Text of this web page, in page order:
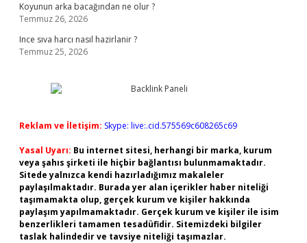
Koyunun arka bacağından ne olur ?
Temmuz 26, 2026
Ince sıva harcı nasıl hazirlanir ?
Temmuz 25, 2026
Reklam ve İletişim: Skype: live:.cid.575569c608265c69
Yasal Uyarı: Bu internet sitesi, herhangi bir marka, kurum
veya şahıs şirketi ile hiçbir bağlantısı bulunmamaktadır.
Sitede yalnızca kendi hazırladığımız makaleler
paylaşılmaktadır. Burada yer alan içerikler haber niteliği
taşımamakta olup, gerçek kurum ve kişiler hakkında
paylaşım yapılmamaktadır. Gerçek kurum ve kişiler ile isim
benzerlikleri tamamen tesadüfidir. Sitemizdeki bilgiler
taslak halindedir ve tavsiye niteliği taşımazlar.